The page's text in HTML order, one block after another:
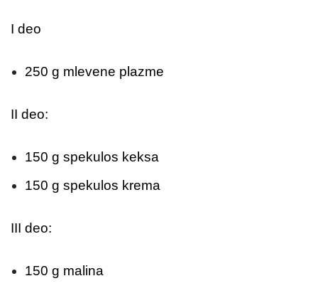
I deo
250 g mlevene plazme
II deo:
150 g spekulos keksa
150 g spekulos krema
III deo:
150 g malina